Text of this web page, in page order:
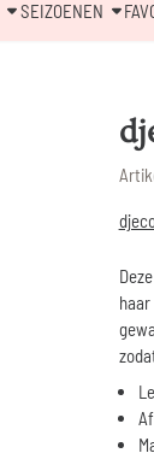
SEIZOENEN